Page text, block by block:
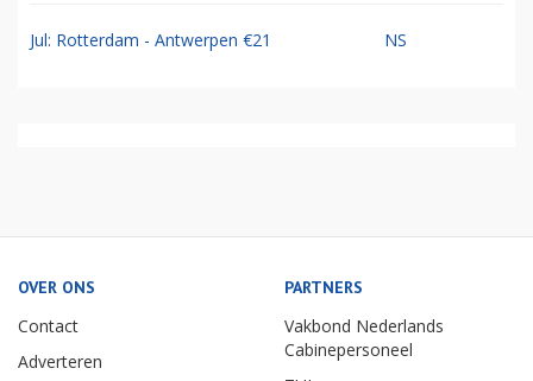
Jul: Rotterdam - Antwerpen €21 NS
OVER ONS
Contact
Adverteren
PARTNERS
Vakbond Nederlands
Cabinepersoneel